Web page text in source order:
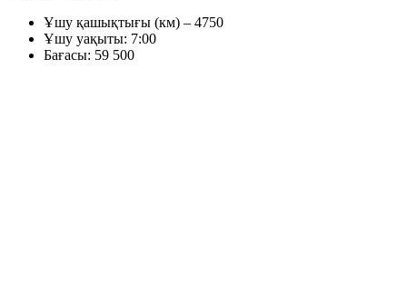
Ұшу қашықтығы (км) – 4750
Ұшу уақыты: 7:00
Бағасы: 59 500